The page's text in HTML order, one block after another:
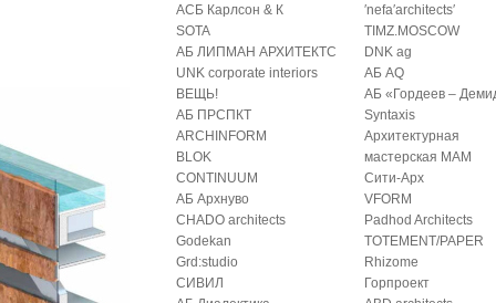
АСБ Карлсон & К
SOTA
АБ ЛИПМАН АРХИТЕКТС
UNK corporate interiors
ВЕЩЬ!
АБ ПРСПКТ
ARCHINFORM
BLOK
CONTINUUM
АБ Архнуво
CHADO architects
Godekan
Grd:studio
СИВИЛ
′nefa′architects′
TIMZ.MOSCOW
DNK ag
АБ AQ
АБ «Гордеев –
Syntaxis
Архитектурная
мастерская МАМ
Сити-Арх
VFORM
Padhod Architects
TOTEMENT/PAPER
Rhizome
Горпроект